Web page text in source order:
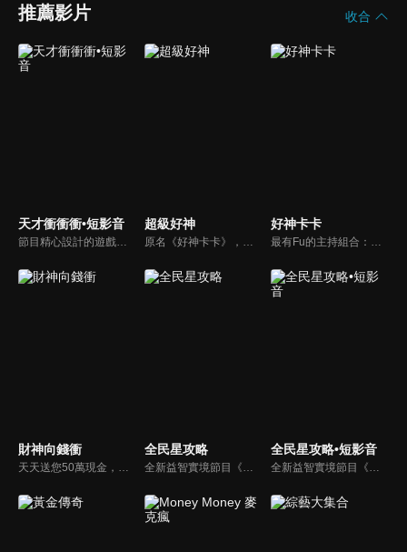
推薦影片 收合
天才衝衝衝•短影音
節目精心設計的遊戲內容，包括深受觀眾喜愛並且火紅於各大專院校的【TEMPO系列】，考驗藝人用肢體表達能力以及聯想能力的【你是WORD演】、【會演是英雄】，考驗英文程度的【EAR傳耳ABC】，超簡單、超爆笑的【看你怎麼說】，以及考驗藝人反應、機智以及隊友默契的【不可能的默契】等單元，逗趣又爆笑！
超級好神
原名《好神卡卡》，後改名為《超級好神》，是一檔益智類綜藝節目，由「A咖天王」徐乃麟搭配黃鐙輝主持。「好神智慧王」、「好神記憶王」、「誰是爆點王」、「好神送好禮」四個單元，讓來賓一較高下。比反應，比記憶，比機智，比膽識，幸運女神的眷顧與遠離永遠都是個未知數！
好神卡卡
最有Fu的主持組合：「A咖天王」徐乃麟+「好神天心」朱芯儀+「真理大學校花」洪棠+「台大獸醫碩士」LYDIA。遊戲的層層關卡，來賓必須要和主持人比反應，比記憶，比機智，比膽識，幸運女神的眷顧與遠離永遠都是個未知數！
財神向錢衝
天天送您50萬現金，還有汽車大獎！不考智力、體力，挑戰家人、同事、同學、朋友互相了解的成渡和共同生活經驗。快來參加《財神向前衝》大獎通通送給您。
全民星攻略
全新益智實境節目《全民星攻略》，由館長曾國城擔任把關者，考驗著每個來挑戰九宮格益智遊戲藝人明星。想要攻略九宮格關卡，透過創意聯想、邏輯推理、理想分析，才有機會獲取智慧星幣，帶走夢幻大獎。
全民星攻略•短影音
全新益智實境節目《全民星攻略》，由館長曾國城擔任把關者，考驗著每個來挑戰九宮格益智遊戲藝人明星。想要攻略九宮格關卡，透過創意聯想、邏輯推理、理想分析，才有機會獲取智慧星幣，帶走夢幻大獎。